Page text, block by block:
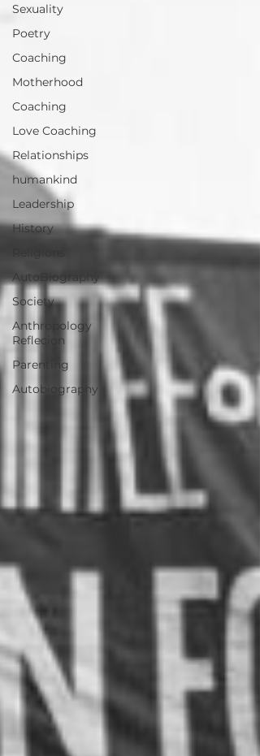
Sexuality
Poetry
Coaching
Motherhood
Coaching
Love Coaching
Relationships
humankind
Leadership
History
AutoBiography
Society
Anthropology
Reflecion
Parenting
Autobiography